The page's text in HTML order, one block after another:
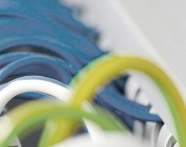
Drehdurchführungen und Schleifringe
Prüfsysteme für Automobilindustrie
Produkte und Services für Explosionsschutz
Industrien – unsere Kernmärkte